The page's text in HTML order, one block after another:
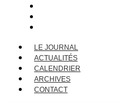
LE JOURNAL
ACTUALITÉS
CALENDRIER
ARCHIVES
CONTACT